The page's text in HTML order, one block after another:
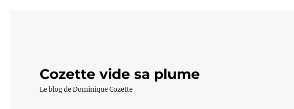
Cozette vide sa plume
Le blog de Dominique Cozette